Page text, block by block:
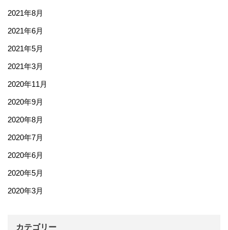
2021年8月
2021年6月
2021年5月
2021年3月
2020年11月
2020年9月
2020年8月
2020年7月
2020年6月
2020年5月
2020年3月
カテゴリー